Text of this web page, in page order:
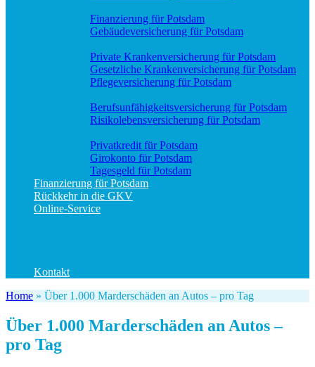
Finanzierung für Potsdam
Gebäudeversicherung für Potsdam
Private Krankenversicherung für Potsdam
Gesetzliche Krankenversicherung für Potsdam
Pflegeversicherung für Potsdam
Berufs­unfähigkeitsversicherung für Potsdam
Risikolebensversicherung für Potsdam
Privatkredit für Potsdam
Girokonto für Potsdam
Tagesgeld für Potsdam
Finanzierung für Potsdam
Rückkehr in die GKV
Online-Service
Kontakt
Home » Über 1.000 Marderschäden an Autos – pro Tag
Über 1.000 Marderschäden an Autos –
pro Tag